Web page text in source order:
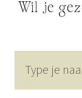
Wil je